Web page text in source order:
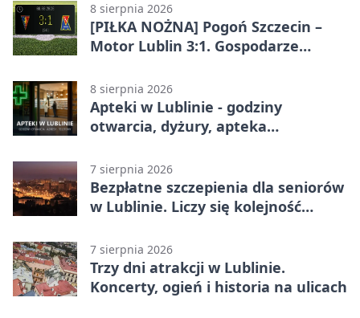
8 sierpnia 2026
[PIŁKA NOŻNA] Pogoń Szczecin –
Motor Lublin 3:1. Gospodarze
Ekstraklasy
8 sierpnia 2026
Apteki w Lublinie - godziny
otwarcia, dyżury, apteka
7 sierpnia 2026
Bezpłatne szczepienia dla seniorów
w Lublinie. Liczy się kolejność
7 sierpnia 2026
Trzy dni atrakcji w Lublinie.
Koncerty, ogień i historia na ulicach